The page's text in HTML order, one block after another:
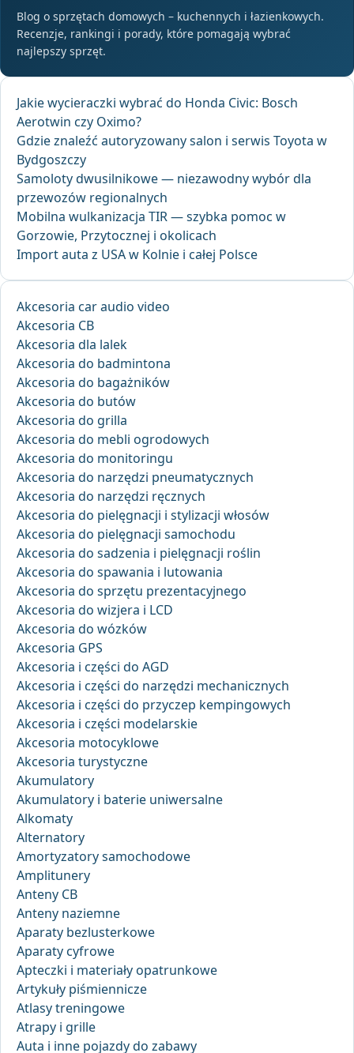
Blog o sprzętach domowych – kuchennych i łazienkowych.
Recenzje, rankingi i porady, które pomagają wybrać
najlepszy sprzęt.
Jakie wycieraczki wybrać do Honda Civic: Bosch
Aerotwin czy Oximo?
Gdzie znaleźć autoryzowany salon i serwis Toyota w
Bydgoszczy
Samoloty dwusilnikowe — niezawodny wybór dla
przewozów regionalnych
Mobilna wulkanizacja TIR — szybka pomoc w
Gorzowie, Przytocznej i okolicach
Import auta z USA w Kolnie i całej Polsce
Akcesoria car audio video
Akcesoria CB
Akcesoria dla lalek
Akcesoria do badmintona
Akcesoria do bagażników
Akcesoria do butów
Akcesoria do grilla
Akcesoria do mebli ogrodowych
Akcesoria do monitoringu
Akcesoria do narzędzi pneumatycznych
Akcesoria do narzędzi ręcznych
Akcesoria do pielęgnacji i stylizacji włosów
Akcesoria do pielęgnacji samochodu
Akcesoria do sadzenia i pielęgnacji roślin
Akcesoria do spawania i lutowania
Akcesoria do sprzętu prezentacyjnego
Akcesoria do wizjera i LCD
Akcesoria do wózków
Akcesoria GPS
Akcesoria i części do AGD
Akcesoria i części do narzędzi mechanicznych
Akcesoria i części do przyczep kempingowych
Akcesoria i części modelarskie
Akcesoria motocyklowe
Akcesoria turystyczne
Akumulatory
Akumulatory i baterie uniwersalne
Alkomaty
Alternatory
Amortyzatory samochodowe
Amplitunery
Anteny CB
Anteny naziemne
Aparaty bezlusterkowe
Aparaty cyfrowe
Apteczki i materiały opatrunkowe
Artykuły piśmiennicze
Atlasy treningowe
Atrapy i grille
Auta i inne pojazdy do zabawy